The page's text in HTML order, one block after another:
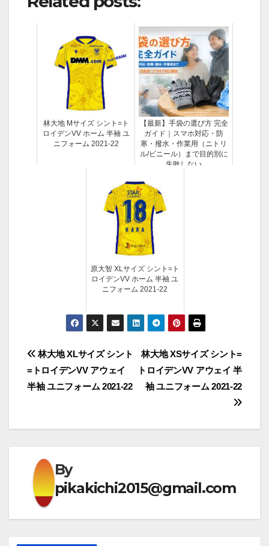
林大地 Mサイズ シント=ト
ロイデンVV ホーム 半袖 ユ
ニフォーム 2021-22
【最新】手袋の選び方 完全
ガイド｜スマホ対応・防
寒・撥水・作業用（ニトリ
ル/ビニール）まで目的別に
失敗しない
原大智 XLサイズ シント=ト
ロイデンVV ホーム 半袖 ユ
ニフォーム 2021-22
投
稿
ビ
ゲ
ー
シ
林大地 XSサイズ シント=
トロイデンVV アウェイ 半
袖 ユニフォーム 2021-22
林大地 XLサイズ シント
=トロイデンVV アウェイ
半袖 ユニフォーム 2021-22
By
pikakichi2015@gmail.com